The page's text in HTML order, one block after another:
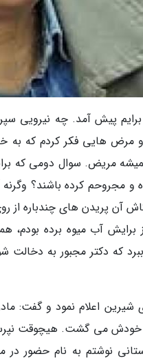
پیش آمد. چه نیرویی
مرض هایی فکر کردم که به
مریض. سوال دومی که
مجروحم کرده باشند؟
آن پریدن های چندباره
آب میوه برده بودم،
که دکتر مجبور به
شیرین اعلام نمود و گفت:
خودش می گشت. هیچوقت
سال 69 داستانی نوشتم به